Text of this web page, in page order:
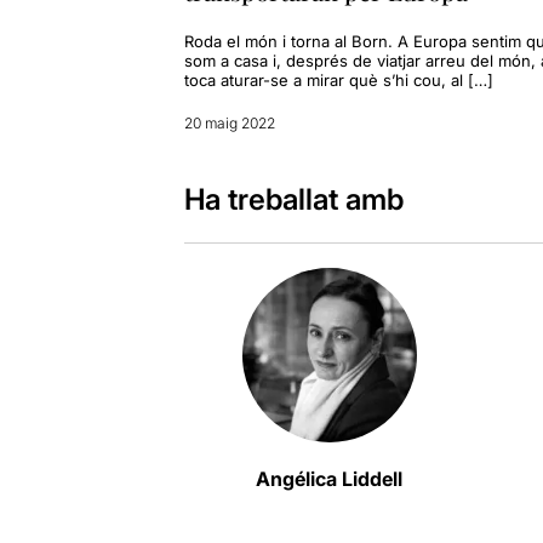
Roda el món i torna al Born. A Europa sentim
som a casa i, després de viatjar arreu del món,
toca aturar-se a mirar què s’hi cou, al […]
20 maig 2022
Ha treballat amb
Angélica Liddell